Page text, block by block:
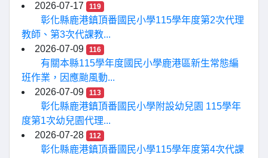
2026-07-17
119
彰化縣鹿港鎮頂番國民小學115學年度第2次代理
教師、第3次代課教...
2026-07-09
116
有關本縣115學年度國民小學鹿港區新生常態編
班作業，因應颱風動...
2026-07-09
113
彰化縣鹿港鎮頂番國民小學附設幼兒園 115學年
度第1次幼兒園代理...
2026-07-28
112
彰化縣鹿港鎮頂番國民小學115學年度第4次代課